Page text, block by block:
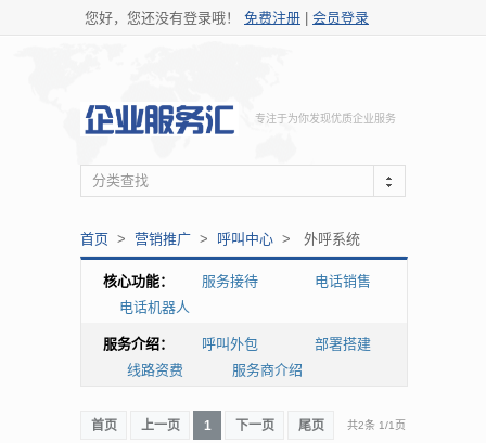
您好，您还没有登录哦！ 免费注册 会员登录
专注于为你发现优质企业服务
分类查找
首页 > 营销推广 > 呼叫中心 > 外呼系统
核心功能： 服务接待
电话销售
电话机器人
服务介绍： 呼叫外包
部署搭建
线路资费
服务商介绍
首页 上一页 1 下一页 尾页 共2条 1/1页